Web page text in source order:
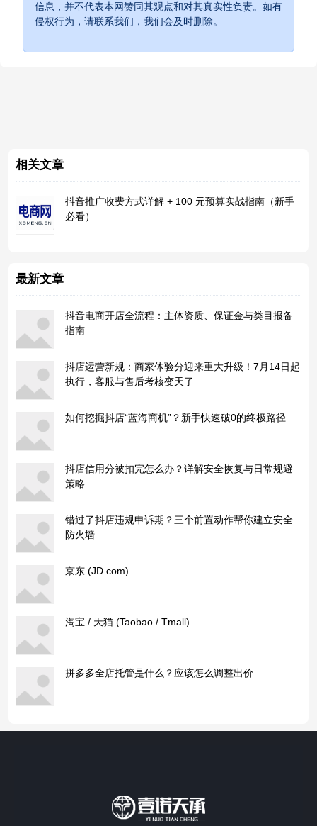
信息，并不代表本网赞同其观点和对其真实性负责。如有
侵权行为，请联系我们，我们会及时删除。
相关文章
抖音推广收费方式详解 + 100 元预算实战指南（新手
必看）
最新文章
抖音电商开店全流程：主体资质、保证金与类目报备
指南
抖店运营新规：商家体验分迎来重大升级！7月14日起
执行，客服与售后考核变天了
如何挖掘抖店“蓝海商机”？新手快速破0的终极路径
抖店信用分被扣完怎么办？详解安全恢复与日常规避
策略
错过了抖店违规申诉期？三个前置动作帮你建立安全
防火墙
京东 (JD.com)
淘宝 / 天猫 (Taobao / Tmall)
拼多多全店托管是什么？应该怎么调整出价